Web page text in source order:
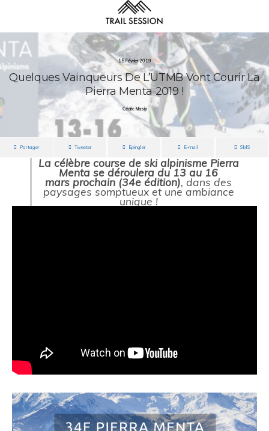
15 Février 2019
Quelques Vainqueurs De L’UTMB Vont Courir La
Pierra Menta 2019 !
Cédric Masip
Partager Tweeter Épingler E-mail SMS
La célèbre course de ski alpinisme Pierra
Menta se déroulera du 13 au 16
mars prochain (34e édition), dans des
paysages somptueux et une ambiance
unique !